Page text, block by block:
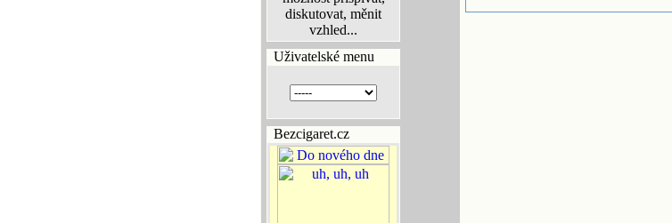
diskutovat, měnit
vzhled...
Uživatelské menu
Bezcigaret.cz